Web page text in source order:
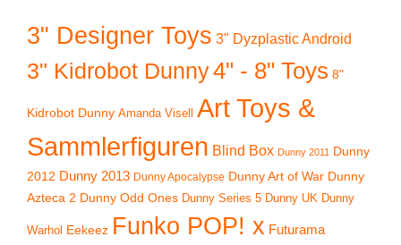
3" Designer Toys 3" Dyzplastic Android
3" Kidrobot Dunny4" - 8" Toys 8"
Kidrobot Dunny Amanda Visell
Art Toys &
Sammlerfiguren Blind Box Dunny 2011 Dunny
2012 Dunny 2013 Dunny Apocalypse Dunny Art of War Dunny
Azteca 2 Dunny Odd Ones Dunny Series 5 Dunny UK Dunny
Warhol Eekeez Funko POP! x Futurama